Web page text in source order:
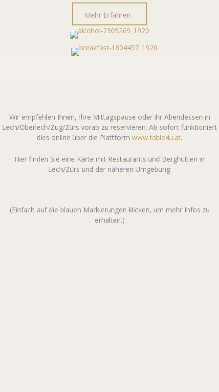
Mehr Erfahren
Wir empfehlen Ihnen, Ihre Mittagspause oder ihr Abendessen in
Lech/Oberlech/Zug/Zürs vorab zu reservieren. Ab sofort funktioniert
dies online über die Plattform www.table4u.at.
Hier finden Sie eine Karte mit Restaurants und Berghütten in
Lech/Zürs und der näheren Umgebung:
(Einfach auf die blauen Markierungen klicken, um mehr Infos zu
erhalten.)